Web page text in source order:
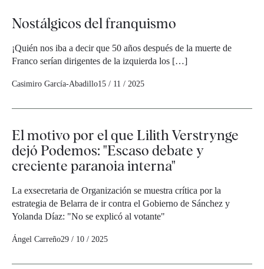
Nostálgicos del franquismo
¡Quién nos iba a decir que 50 años después de la muerte de
Franco serían dirigentes de la izquierda los […]
Casimiro García-Abadillo15 / 11 / 2025
El motivo por el que Lilith Verstrynge
dejó Podemos: "Escaso debate y
creciente paranoia interna"
La exsecretaria de Organización se muestra crítica por la
estrategia de Belarra de ir contra el Gobierno de Sánchez y
Yolanda Díaz: "No se explicó al votante"
Ángel Carreño29 / 10 / 2025